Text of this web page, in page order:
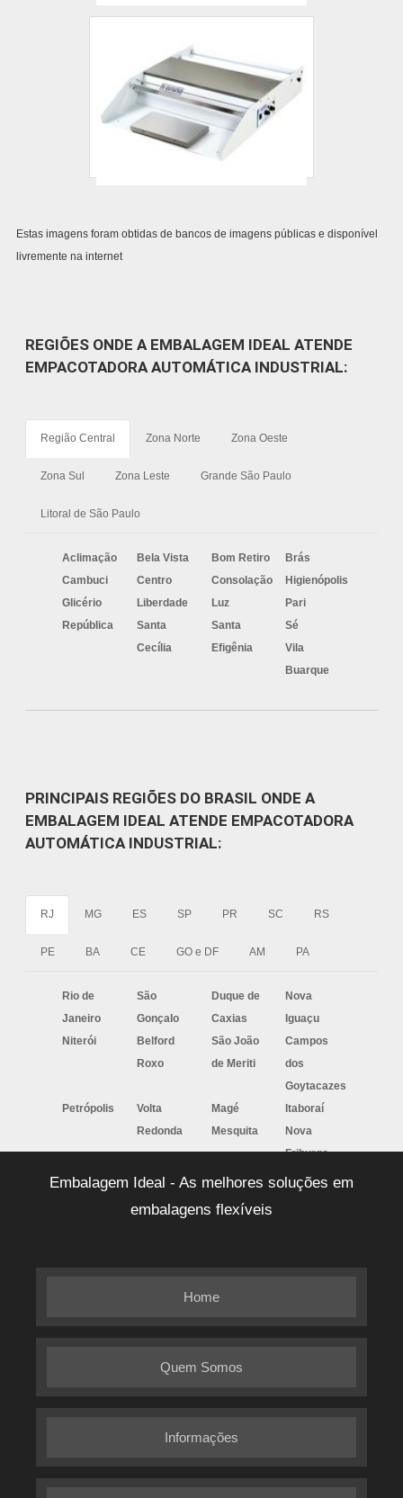
Estas imagens foram obtidas de bancos de imagens públicas e disponível
livremente na internet
REGIÕES ONDE A EMBALAGEM IDEAL ATENDE
EMPACOTADORA AUTOMÁTICA INDUSTRIAL:
Região Central Zona Norte Zona Oeste
Zona Sul Zona Leste Grande São Paulo
Litoral de São Paulo
Aclimação Bela Vista Bom Retiro
Brás
Cambuci
Centro Consolação
Higienópolis
Glicério
Liberdade Luz
Pari
República
Santa
Cecília
Santa
Efigênia
Sé
Vila
Buarque
PRINCIPAIS REGIÕES DO BRASIL ONDE A
EMBALAGEM IDEAL ATENDE EMPACOTADORA
AUTOMÁTICA INDUSTRIAL:
RJ MG ES SP PR SC RS
PE BA CE GO e DF AM PA
Rio de
Janeiro
São
Gonçalo
Duque de
Caxias
Nova
Iguaçu
Niterói
Belford
Roxo
São João
de Meriti
Campos
dos
Goytacazes
Petrópolis
Volta
Redonda
Magé
Itaboraí
Mesquita
Nova
Friburgo
Barra
Macaé Cabo Frio
Nilópolis
Embalagem Ideal - As melhores soluções em
embalagens flexíveis
Home
Quem Somos
Informações